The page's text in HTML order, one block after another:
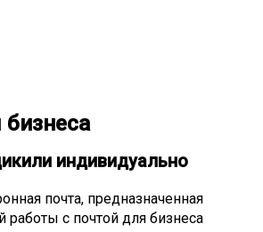
бизнеса
или индивидуально
почта, предназначенная
работы с почтой для бизнеса